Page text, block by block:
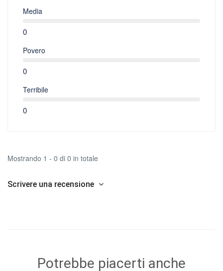
Media
0
Povero
0
Terribile
0
Mostrando 1 - 0 di 0 in totale
Scrivere una recensione
Potrebbe piacerti anche